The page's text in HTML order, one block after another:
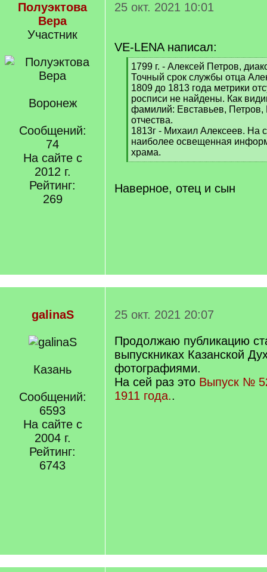
Полуэктова
Вера
Участник
Воронеж
Сообщений:
74
На сайте с
2012 г.
Рейтинг:
269
25 окт. 2021 10:01
VE-LENA написал:
[
q
]
1799 г. - Алексей Петров,
Точный срок службы отца
1809 до 1813 года метрики
росписи не найдены. Как
фамилий: Евставьев, Петров,
отчества.
1813г - Михаил Алексеев. На
наиболее освещенная
храма.
[
q
]
Наверное, отец и сын
galinaS
Казань
Сообщений:
6593
На сайте с
2004 г.
Рейтинг:
6743
25 окт. 2021 20:07
Продолжаю публикацию
выпускниках Казанской
фотографиями.
На сей раз это Выпуск №
1911 года..